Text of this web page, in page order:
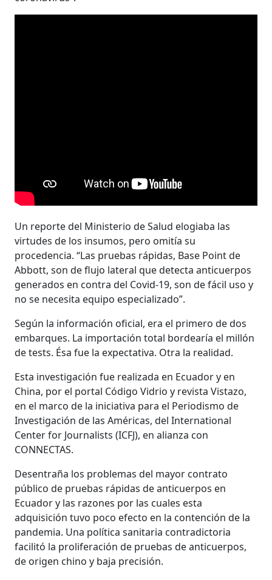
Un reporte del Ministerio de Salud elogiaba las
virtudes de los insumos, pero omitía su
procedencia. “Las pruebas rápidas, Base Point de
Abbott, son de flujo lateral que detecta anticuerpos
generados en contra del Covid-19, son de fácil uso y
no se necesita equipo especializado”.
Según la información oficial, era el primero de dos
embarques. La importación total bordearía el millón
de tests. Ésa fue la expectativa. Otra la realidad.
Esta investigación fue realizada en Ecuador y en
China, por el portal Código Vidrio y revista Vistazo,
en el marco de la iniciativa para el Periodismo de
Investigación de las Américas, del International
Center for Journalists (ICFJ), en alianza con
CONNECTAS.
Desentraña los problemas del mayor contrato
público de pruebas rápidas de anticuerpos en
Ecuador y las razones por las cuales esta
adquisición tuvo poco efecto en la contención de la
pandemia. Una política sanitaria contradictoria
facilitó la proliferación de pruebas de anticuerpos,
de origen chino y baja precisión.